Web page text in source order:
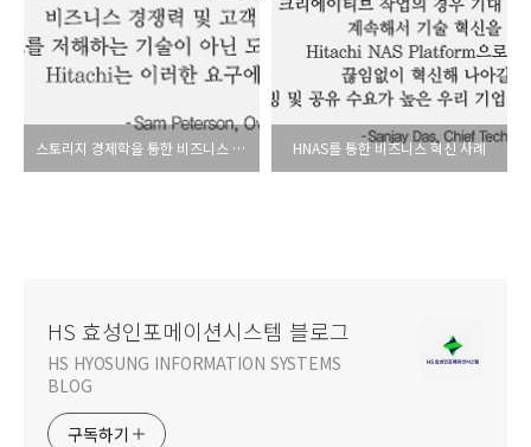
스토리지 경제학을 통한 비즈니스 혁신 사례 HNAS를 통한 비즈니스 혁신 사례
HS 효성인포메이션시스템 블로그
HS HYOSUNG INFORMATION SYSTEMS
BLOG
구독하기